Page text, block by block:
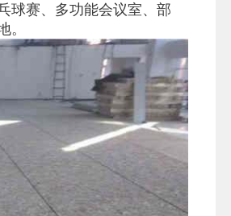
球赛、多功能会议室、部
。